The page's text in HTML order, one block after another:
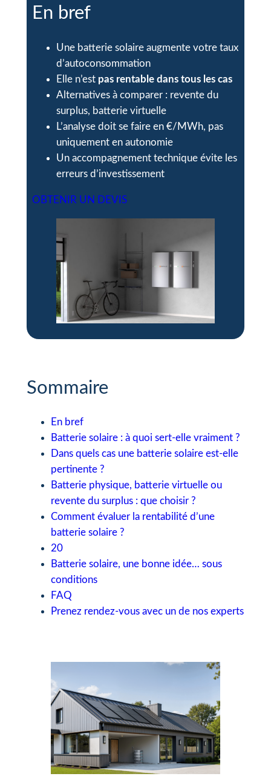
En bref
Une batterie solaire augmente votre taux
d’autoconsommation
Elle n’est pas rentable dans tous les cas
Alternatives à comparer : revente du
surplus, batterie virtuelle
L’analyse doit se faire en €/MWh, pas
uniquement en autonomie
Un accompagnement technique évite les
erreurs d’investissement
OBTENIR UN DEVIS
Sommaire
En bref
Batterie solaire : à quoi sert-elle vraiment ?
Dans quels cas une batterie solaire est-elle
pertinente ?
Batterie physique, batterie virtuelle ou
revente du surplus : que choisir ?
Comment évaluer la rentabilité d’une
batterie solaire ?
20
Batterie solaire, une bonne idée… sous
conditions
FAQ
Prenez rendez-vous avec un de nos experts